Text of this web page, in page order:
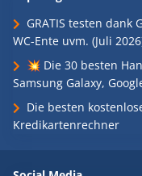
GRATIS testen dank
WC-Ente uvm. (Juli
💥 Die 30 besten
Samsung Galaxy,
Die besten
Kredikartenrechner